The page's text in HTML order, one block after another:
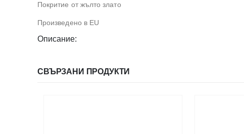
Покритие от жълто злато
Произведено в EU
Описание:
СВЪРЗАНИ ПРОДУКТИ